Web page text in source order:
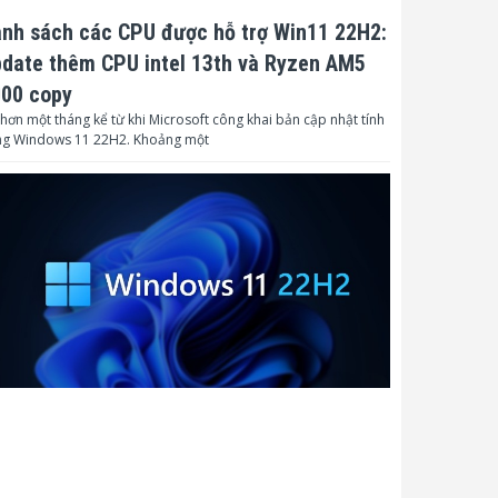
điều hành: Android 8.0
trúc CPU: ARM 2xA73 + 2xA53
độ: 1.5GHz
Mali – G51
3GB DDR4
32GB
Âm thanh:
Số lượng loa:
sách các CPU được hỗ trợ Win11 22H2:
thêm CPU intel 13th và Ryzen AM5
copy
một tháng kể từ khi Microsoft công khai bản cập nhật tính
Windows 11 22H2. Khoảng một